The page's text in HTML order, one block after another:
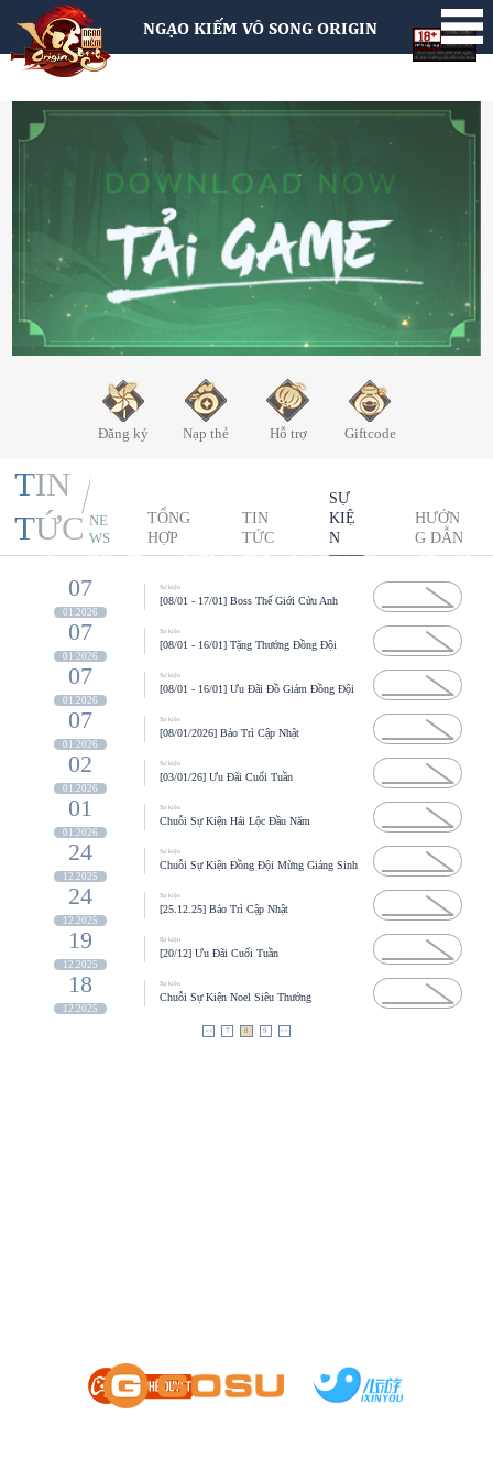
NGẠO KIẾM VÔ SONG ORIGIN
Đăng ký Nạp thẻ Hỗ trợ Giftcode
TIN
TỨC NE
WS
TỔNG
HỢP
TIN
TỨC
SỰ
KIỆ
N
HƯỚN
G DẪN
07
01.2026
Sự kiện
[08/01 - 17/01] Boss Thế Giới Cửu Anh
07
01.2026
Sự kiện
[08/01 - 16/01] Tặng Thưởng Đồng Đội
07
01.2026
Sự kiện
[08/01 - 16/01] Ưu Đãi Đồ Giám Đồng Đội
07
01.2026
Sự kiện
[08/01/2026] Bảo Trì Cập Nhật
02
01.2026
Sự kiện
[03/01/26] Ưu Đãi Cuối Tuần
01
01.2026
Sự kiện
Chuỗi Sự Kiện Hái Lộc Đầu Năm
24
12.2025
Sự kiện
Chuỗi Sự Kiện Đồng Đội Mừng Giáng Sinh
24
12.2025
Sự kiện
[25.12.25] Bảo Trì Cập Nhật
19
12.2025
Sự kiện
[20/12] Ưu Đãi Cuối Tuần
18
12.2025
Sự kiện
Chuỗi Sự Kiện Noel Siêu Thưởng
<< 7 8 9 >>